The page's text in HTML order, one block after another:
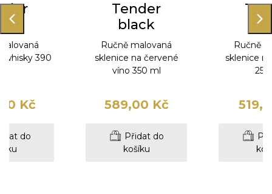
whisky 390
Kč
do
Tender
black
Ručně malovaná
sklenice na červené
víno 350 ml
589,00 Kč
Přidat do
košíku
Ručně
sklenice